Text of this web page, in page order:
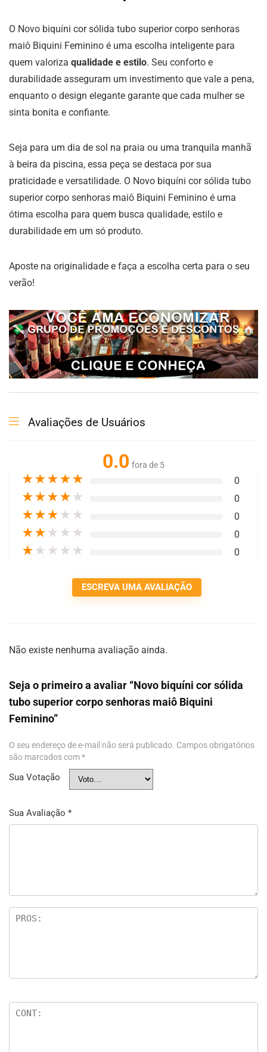
O Novo biquíni cor sólida tubo superior corpo senhoras
maiô Biquini Feminino é uma escolha inteligente para
quem valoriza qualidade e estilo. Seu conforto e
durabilidade asseguram um investimento que vale a pena,
enquanto o design elegante garante que cada mulher se
sinta bonita e confiante.
Seja para um dia de sol na praia ou uma tranquila manhã
à beira da piscina, essa peça se destaca por sua
praticidade e versatilidade. O Novo biquíni cor sólida tubo
superior corpo senhoras maiô Biquini Feminino é uma
ótima escolha para quem busca qualidade, estilo e
durabilidade em um só produto.
Aposte na originalidade e faça a escolha certa para o seu
verão!
Avaliações de Usuários
0.0 fora de 5
★★★★★ 0
★★★★ ★ 0
★★★ ★ ★ 0
★★ ★ ★ ★ 0
★ ★ ★ ★ ★ 0
ESCREVA UMA AVALIAÇÃO
Não existe nenhuma avaliação ainda.
Seja o primeiro a avaliar “Novo biquíni cor sólida
tubo superior corpo senhoras maiô Biquini
Feminino”
O seu endereço de e-mail não será publicado. Campos obrigatórios
são marcados com*
Sua Votação
Sua Avaliação *